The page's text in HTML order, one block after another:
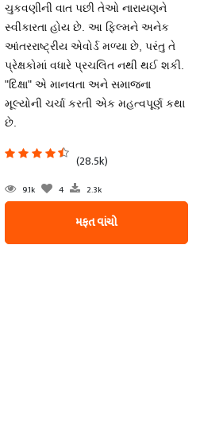
ચુકવણીની વાત પછી તેઓ નારાયણને
સ્વીકારતા હોય છે. આ ફિલ્મને અનેક
આંતરરાષ્ટ્રીય એવોર્ડ મળ્યા છે, પરંતુ તે
પ્રેક્ષકોમાં વધારે પ્રચલિત નથી થઈ શકી.
"દિક્ષા" એ માનવતા અને સમાજના
મૂલ્યોની ચર્ચા કરતી એક મહત્વપૂર્ણ કથા
છે.
(28.5k)
9.1k 4 2.3k
મફત વાંચો